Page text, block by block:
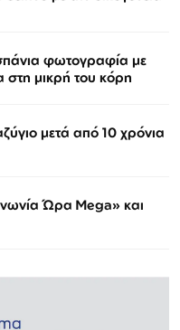
φωτογραφία με
στη μικρή του κόρη
μετά από 10 χρόνια
Ώρα Mega» και